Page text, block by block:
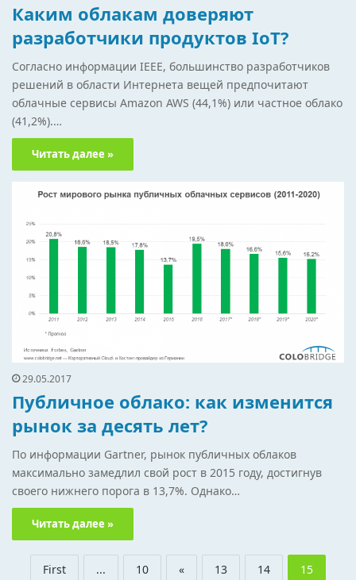
Каким облакам доверяют
разработчики продуктов IoT?
Согласно информации IEEE, большинство разработчиков
решений в области Интернета вещей предпочитают
облачные сервисы Amazon AWS (44,1%) или частное облако
(41,2%).…
Читать далее »
29.05.2017
Публичное облако: как изменится
рынок за десять лет?
По информации Gartner, рынок публичных облаков
максимально замедлил свой рост в 2015 году, достигнув
своего нижнего порога в 13,7%. Однако…
Читать далее »
First ... 10 « 13 14 15